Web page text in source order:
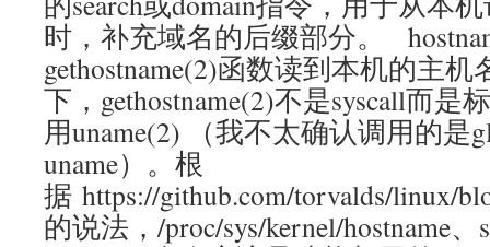
时，补充域名的后缀部分。
gethostname(2)函数读到本机的主
下，gethostname(2)不是syscall而是
用uname(2) （我不太确认调用的是
uname）。根
据 https://github.com/torvalds/linux/
的说法，/proc/sys/kernel/hostname、